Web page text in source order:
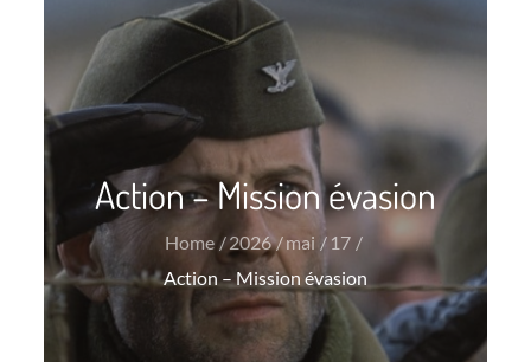
Action – Mission évasion
Home 2026 mai
17
Action – Mission évasion